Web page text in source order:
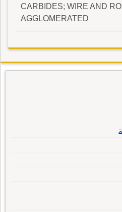
CARBIDES; WIRE AND
AGGLOMERATED